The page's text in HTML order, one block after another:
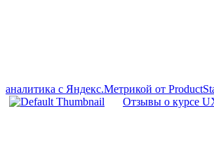
аналитика с Яндекс.Метрикой от
Отзывы о курсе